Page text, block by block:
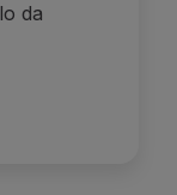
da